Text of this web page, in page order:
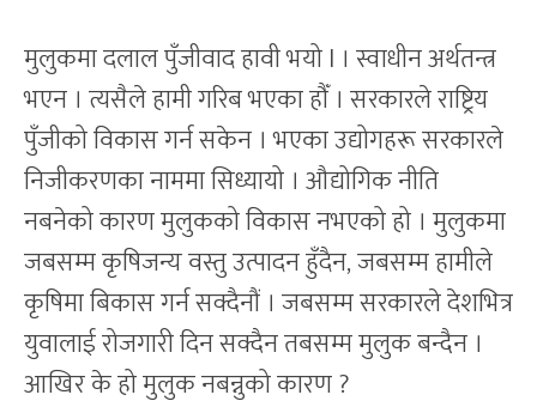
मुलुकमा दलाल पुँजीवाद हावी भयो l । स्वाधीन अर्थतन्त्र
भएन । त्यसैले हामी गरिब भएका हौँ । सरकारले राष्ट्रिय
पुँजीको विकास गर्न सकेन । भएका उद्योगहरू सरकारले
निजीकरणका नाममा सिध्यायो । औद्योगिक नीति
नबनेको कारण मुलुकको विकास नभएको हो । मुलुकमा
जबसम्म कृषिजन्य वस्तु उत्पादन हुँदैन, जबसम्म हामीले
कृषिमा बिकास गर्न सक्दैनौं । जबसम्म सरकारले देशभित्र
युवालाई रोजगारी दिन सक्दैन तबसम्म मुलुक बन्दैन ।
आखिर के हो मुलुक नबन्नुको कारण ?